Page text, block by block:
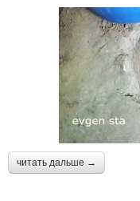
читать дальше →